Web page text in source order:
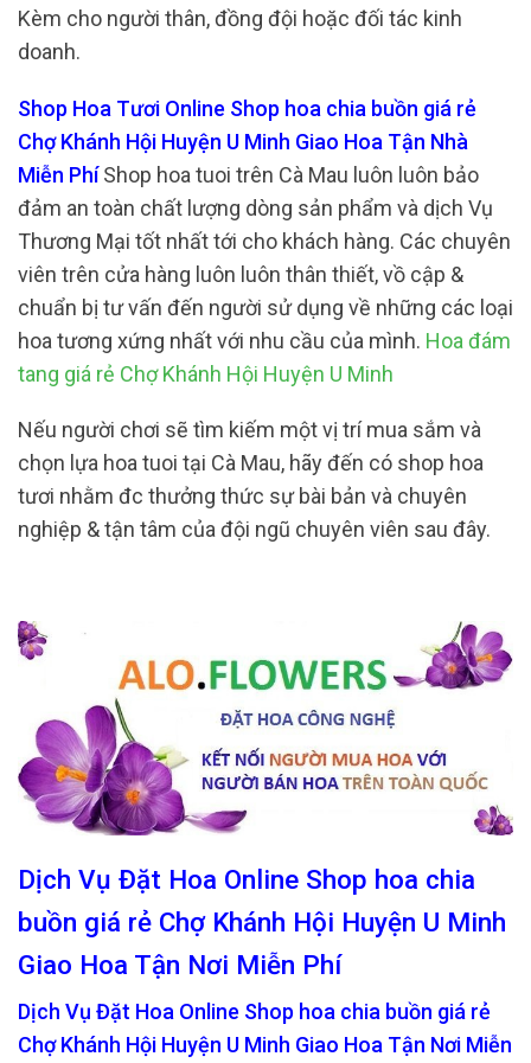
Kèm cho người thân, đồng đội hoặc đối tác kinh
doanh.
Shop Hoa Tươi Online Shop hoa chia buồn giá rẻ
Chợ Khánh Hội Huyện U Minh Giao Hoa Tận Nhà
Miễn PhíShop hoa tuoi trên Cà Mau luôn luôn bảo
đảm an toàn chất lượng dòng sản phẩm và dịch Vụ
Thương Mại tốt nhất tới cho khách hàng. Các chuyên
viên trên cửa hàng luôn luôn thân thiết, vồ cập &
chuẩn bị tư vấn đến người sử dụng về những các loại
hoa tương xứng nhất với nhu cầu của mình. Hoa đám
tang giá rẻ Chợ Khánh Hội Huyện U Minh
Nếu người chơi sẽ tìm kiếm một vị trí mua sắm và
chọn lựa hoa tuoi tại Cà Mau, hãy đến có shop hoa
tươi nhằm đc thưởng thức sự bài bản và chuyên
nghiệp & tận tâm của đội ngũ chuyên viên sau đây.
Dịch Vụ Đặt Hoa Online Shop hoa chia
buồn giá rẻ Chợ Khánh Hội Huyện U Minh
Giao Hoa Tận Nơi Miễn Phí
Dịch Vụ Đặt Hoa Online Shop hoa chia buồn giá rẻ
Chợ Khánh Hội Huyện U Minh Giao Hoa Tận Nơi Miễn